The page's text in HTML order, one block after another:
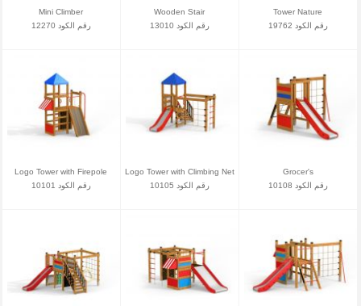
Mini Climber
رقم الكود 12270
Wooden Stair
رقم الكود 13010
Tower Nature
رقم الكود 19762
Logo Tower with Firepole
رقم الكود 10101
Logo Tower with Climbing Net
رقم الكود 10105
Grocer's
رقم الكود 10108